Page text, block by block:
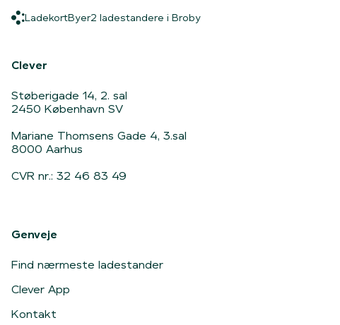
LadekortLadekort
ByerByer
2 ladestandere i Broby2 ladestandere i Broby
Clever
Støberigade 14, 2. sal
2450 København SV
Mariane Thomsens Gade 4, 3.sal
8000 Aarhus
CVR nr.: 32 46 83 49
Genveje
Find nærmeste ladestander
Clever App
Kontakt